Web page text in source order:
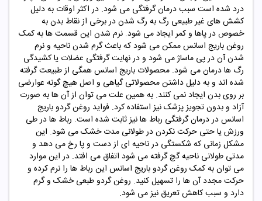
درد شده است سبب درمان گرفتگی می شود. در اکثر اوقات به دلیل
کشش های غیر طبیعی رگ به رگ شدن در برخی از نقاط بدن به
خصوص در پاها و کمر ایجاد می شود. نرم شدن این قسمت ها به کمک
روغن باریج اسانس ممکن می شود که باعث گرم شدن ناحیه و نرم
شدن آن در پی ماساژ می شود و در نهایت گرفتگی عضلات یا کشیدگی
رگ ها درمان می شود. محصولات باریج اسانس همگی از طبیعت گرفته
شده اند و به دلیل داشتن محصولاتی گیاهی و اصل هیچ گونه عوارضی
بر روی بدن ایجاد نمی کنند. به همین علت می توان از آن ها به صورت
آزاد و بدون تجویز پزشک نیز استفاده کرد. فواید روغن گردو باریج
اسانس در درمان گرفتگی رباط ها نیز ثابت شده است. رباط ها در طی
ورزش یا حتی حرکت نکردن در طولانی مدت خشک می شود. این
مشکل زمانی که شکستگی در ناحیه ای از دست و پا رخ می دهد و
مدتی طولانی ناحیه گچ گرفته می شود اتفاق می افتد. در این موارد
می توان به کمک روغن گردو باریج اسانس این رباط ها را نرم کرده و
حرکت مجدد آن ها را تسهیل کنید. روغن گردو طبعی خشک و گرم
دارد و سبب کاهش تعریق نیز می شود.